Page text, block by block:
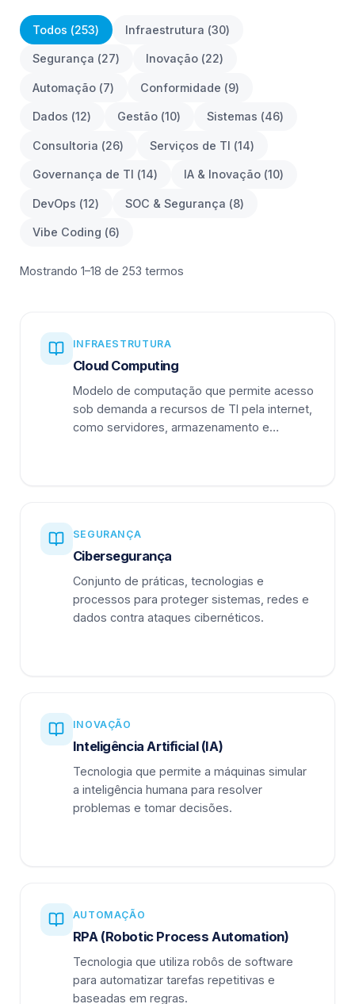
Todos (253) Infraestrutura (30)
Segurança (27) Inovação (22)
Automação (7) Conformidade (9)
Dados (12) Gestão (10) Sistemas (46)
Consultoria (26) Serviços de TI (14)
Governança de TI (14) IA & Inovação (10)
DevOps (12) SOC & Segurança (8)
Vibe Coding (6)
Mostrando 1–18 de 253 termos
INFRAESTRUTURA
Cloud Computing
Modelo de computação que permite acesso
sob demanda a recursos de TI pela internet,
como servidores, armazenamento e
SEGURANÇA
Cibersegurança
Conjunto de práticas, tecnologias e
processos para proteger sistemas, redes e
dados contra ataques cibernéticos.
INOVAÇÃO
Inteligência Artificial (IA)
Tecnologia que permite a máquinas simular
a inteligência humana para resolver
problemas e tomar decisões.
AUTOMAÇÃO
RPA (Robotic Process Automation)
Tecnologia que utiliza robôs de software
para automatizar tarefas repetitivas e
baseadas em regras.